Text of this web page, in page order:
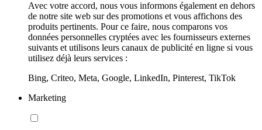
Avec votre accord, nous vous informons également en dehors
de notre site web sur des promotions et vous affichons des
produits pertinents. Pour ce faire, nous comparons vos
données personnelles cryptées avec les fournisseurs externes
suivants et utilisons leurs canaux de publicité en ligne si vous
utilisez déjà leurs services :
Bing, Criteo, Meta, Google, LinkedIn, Pinterest, TikTok
Marketing